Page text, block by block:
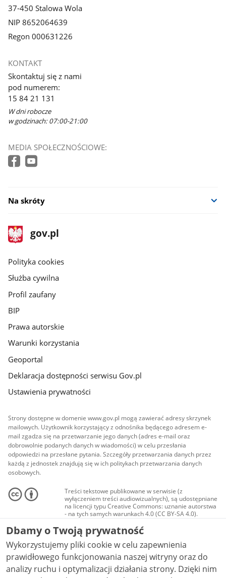
37-450 Stalowa Wola
NIP 8652064639
Regon 000631226
KONTAKT
Skontaktuj się z nami
pod numerem:
15 84 21 131
W dni robocze
w godzinach: 07:00-21:00
MEDIA SPOŁECZNOŚCIOWE:
Na skróty
stopka
gov.pl
Strona
gov.pl
gov.pl
Polityka cookies
Służba cywilna
Profil zaufany
BIP
Prawa autorskie
Warunki korzystania
Geoportal
Deklaracja dostępności serwisu Gov.pl
Ustawienia prywatności
Strony dostępne w domenie www.gov.pl mogą zawierać adresy skrzynek
mailowych. Użytkownik korzystający z odnośnika będącego adresem e-
mail zgadza się na przetwarzanie jego danych (adres e-mail oraz
dobrowolnie podanych danych w wiadomości) w celu przesłania
odpowiedzi na przesłane pytania. Szczegóły przetwarzania danych przez
każdą z jednostek znajdują się w ich politykach przetwarzania danych
osobowych.
Treści tekstowe publikowane w serwisie (z
wyłączeniem treści audiowizualnych), są udostępniane
na licencji typu Creative Commons: uznanie autorstwa
- na tych samych warunkach 4.0 (CC BY-SA 4.0).
Materiały audiowizualne, w tym zdjęcia, materiały
audio i wideo, są udostępniane na licencji typu
Creative Commons: uznanie autorstwa użycie
niekomercyjne - bez utworów zależnych 4.0 (CC BY-
NC-ND 4.0), o ile nie jest to stwierdzone inaczej.
Dbamy o Twoją prywatność
Wykorzystujemy pliki cookie w celu zapewnienia
prawidłowego funkcjonowania naszej witryny oraz do
analizy ruchu i optymalizacji działania strony. Dzięki nim